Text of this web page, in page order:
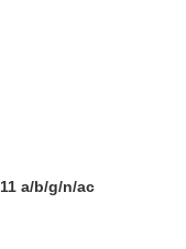
a/b/g/n/ac